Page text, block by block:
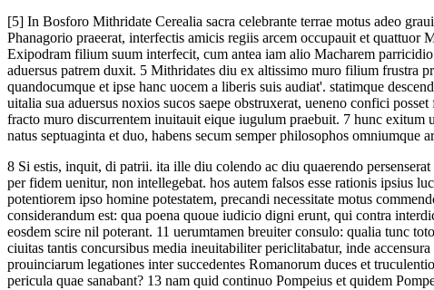
[5] In Bosforo Mithridate Cerealia sacra celebrante terrae motus adeo
Phanagorio praeerat, interfectis amicis regiis arcem occupauit et quattuor
Exipodram filium suum interfecit, cum antea iam alio Macharem parricidio
aduersus patrem duxit. 5 Mithridates diu ex altissimo muro filium frustra
quandocumque et ipse hanc uocem a liberis suis audiat'. statimque
uitalia sua aduersus noxios sucos saepe obstruxerat, ueneno confici
fracto muro discurrentem inuitauit eique iugulum praebuit. 7 hunc exitum
natus septuaginta et duo, habens secum semper philosophos omniumque
8 Si estis, inquit, di patrii. ita ille diu colendo ac diu quaerendo
per fidem uenitur, non intellegebat. hos autem falsos esse rationis ipsius
potentiorem ipso homine potestatem, precandi necessitate motus
considerandum est: qua poena quoue iudicio digni erunt, qui contra
eosdem scire nil poterant. 11 uerumtamen breuiter consulo: qualia tunc
ciuitas tantis concursibus media ineuitabiliter periclitabatur, inde
prouinciarum legationes inter succedentes Romanorum duces et
pericula quae sanabant? 13 nam quid continuo Pompeius et quidem